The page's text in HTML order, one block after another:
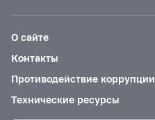
О сайте
Контакты
Противодействие коррупции
Технические ресурсы